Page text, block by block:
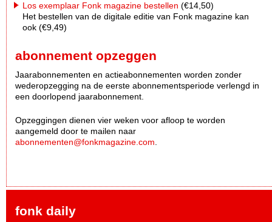
Los exemplaar Fonk magazine bestellen (€14,50)
Het bestellen van de digitale editie van Fonk magazine kan
ook (€9,49)
abonnement opzeggen
Jaarabonnementen en actieabonnementen worden zonder
wederopzegging na de eerste abonnementsperiode verlengd in
een doorlopend jaarabonnement.
Opzeggingen dienen vier weken voor afloop te worden
aangemeld door te mailen naar
abonnementen@fonkmagazine.com.
fonk daily